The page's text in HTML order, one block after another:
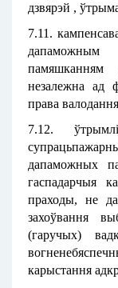
дзвярэй ,
7.11.
памяшканням
незалежна ад
права
7.12.
дапаможных
гаспадарчыя
праходы, не
захоўвання
(гаручых)
карыстання